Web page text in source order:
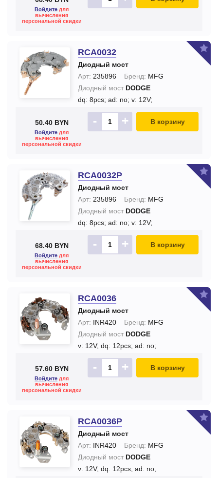
Войдите для
вычисления
персональной скидки
RCA0032
Диодный мост
Арт: 235896 Бренд: MFG
Диодный мост DODGE
dq: 8pcs; ad: no; v: 12V;
50.40 BYN
Войдите для
вычисления
персональной скидки
- + В корзину
RCA0032P
Диодный мост
Арт: 235896 Бренд: MFG
Диодный мост DODGE
dq: 8pcs; ad: no; v: 12V;
68.40 BYN
Войдите для
вычисления
персональной скидки
- + В корзину
RCA0036
Диодный мост
Арт: INR420 Бренд: MFG
Диодный мост DODGE
v: 12V; dq: 12pcs; ad: no;
57.60 BYN
Войдите для
вычисления
персональной скидки
- + В корзину
RCA0036P
Диодный мост
Арт: INR420 Бренд: MFG
Диодный мост DODGE
v: 12V; dq: 12pcs; ad: no;